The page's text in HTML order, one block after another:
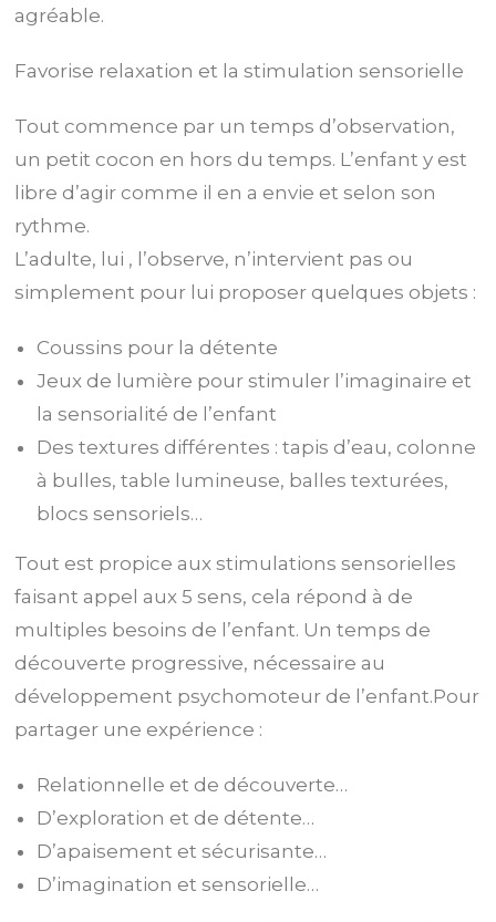
agréable.
Favorise relaxation et la stimulation sensorielle
Tout commence par un temps d’observation,
un petit cocon en hors du temps. L’enfant y est
libre d’agir comme il en a envie et selon son
rythme.
L’adulte, lui , l’observe, n’intervient pas ou
simplement pour lui proposer quelques objets :
Coussins pour la détente
Jeux de lumière pour stimuler l’imaginaire et
la sensorialité de l’enfant
Des textures différentes : tapis d’eau, colonne
à bulles, table lumineuse, balles texturées,
blocs sensoriels…
Tout est propice aux stimulations sensorielles
faisant appel aux 5 sens, cela répond à de
multiples besoins de l’enfant. Un temps de
découverte progressive, nécessaire au
développement psychomoteur de l’enfant.Pour
partager une expérience :
Relationnelle et de découverte…
D’exploration et de détente…
D’apaisement et sécurisante…
D’imagination et sensorielle…